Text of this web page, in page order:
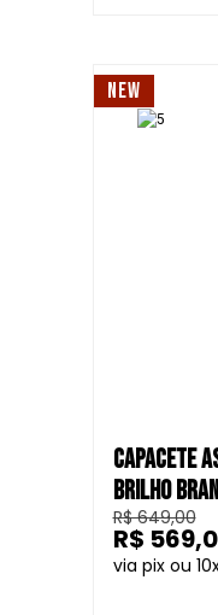
NEW
CAPACETE
BRILHO
R$ 649,00
10
R$